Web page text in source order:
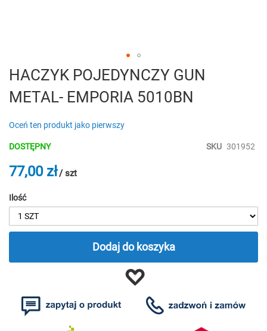
HACZYK POJEDYNCZY GUN
METAL- EMPORIA 5010BN
Oceń ten produkt jako pierwszy
DOSTĘPNY SKU 301952
77,00 zł/ szt
Ilość
Dodaj do koszyka
Przejdź
na
początek
galerii